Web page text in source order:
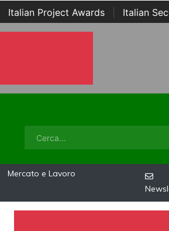
Italian Project Awards
Italian
Mercato e Lavoro